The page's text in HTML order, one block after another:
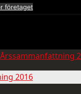
företaget
Årssammanfattning
2016